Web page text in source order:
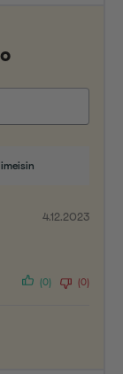
4.12.2023
(0) (0)